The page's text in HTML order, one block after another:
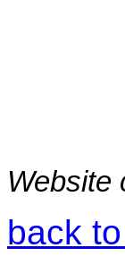
Website
back